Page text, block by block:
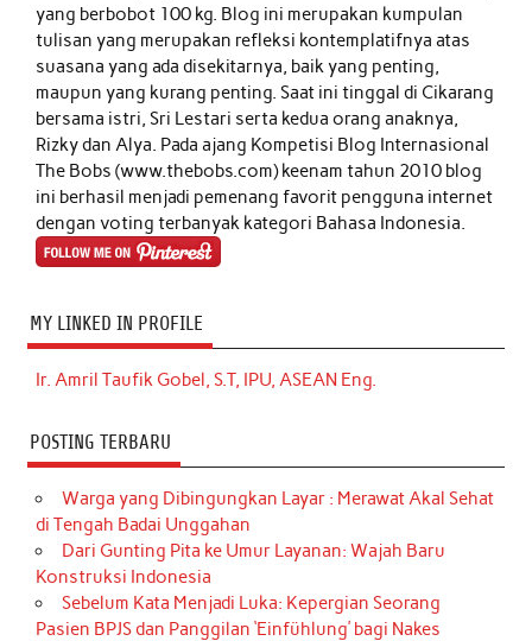
yang berbobot 100 kg. Blog ini merupakan kumpulan
tulisan yang merupakan refleksi kontemplatifnya atas
suasana yang ada disekitarnya, baik yang penting,
maupun yang kurang penting. Saat ini tinggal di Cikarang
bersama istri, Sri Lestari serta kedua orang anaknya,
Rizky dan Alya. Pada ajang Kompetisi Blog Internasional
The Bobs (www.thebobs.com) keenam tahun 2010 blog
ini berhasil menjadi pemenang favorit pengguna internet
dengan voting terbanyak kategori Bahasa Indonesia.
MY LINKED IN PROFILE
Ir. Amril Taufik Gobel, S.T, IPU, ASEAN Eng.
POSTING TERBARU
Warga yang Dibingungkan Layar : Merawat Akal Sehat
di Tengah Badai Unggahan
Dari Gunting Pita ke Umur Layanan: Wajah Baru
Konstruksi Indonesia
Sebelum Kata Menjadi Luka: Kepergian Seorang
Pasien BPJS dan Panggilan ‘Einfühlung’ bagi Nakes